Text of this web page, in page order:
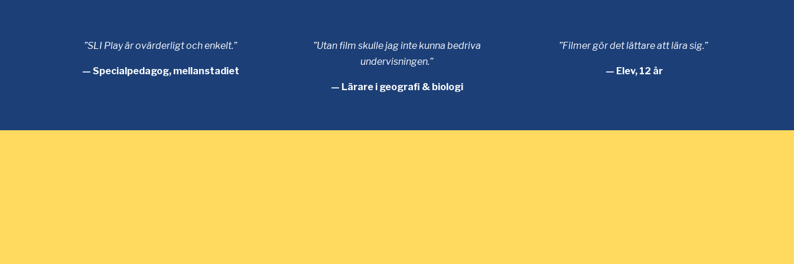
”SLI Play är ovärderligt och enkelt.”
— Specialpedagog, mellanstadiet
”Utan film skulle jag inte kunna bedriva
undervisningen.”
— Lärare i geografi & biologi
”Filmer gör det lättare att lära sig.”
— Elev, 12 år